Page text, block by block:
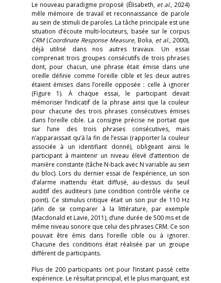
Le nouveau paradigme proposé (Élisabeth, et al., 2024)
mêle mémoire de travail et reconnaissance de parole
au sein de stimuli de paroles. La tâche principale est une
situation d’écoute multi-locuteurs, basée sur le corpus
CRM(Coordinate Response Measure, Bolia, et al., 2000),
déjà utilisé dans nos autres travaux. Un essai
comprenait trois groupes consécutifs de trois phrases
dont, pour chacun, une phrase était émise dans une
oreille définie comme l’oreille cible et les deux autres
étaient émises dans l’oreille opposée : celle à ignorer
(Figure 1). À chaque essai, le participant devait
mémoriser l’indicatif de la phrase ainsi que la couleur
pour chacune des trois phrases consécutives émises
dans l’oreille cible. La consigne précise ne portait que
sur l’une des trois phrases consécutives, mais
n’apparaissait qu’à la fin de l’essai (rapporter la couleur
associée à un identifiant donné), obligeant ainsi le
participant à maintenir un niveau élevé d’attention de
manière constante (tâche N-back avec N variable au sein
du bloc). Lors du dernier essai de l’expérience, un son
d’alarme inattendu était diffusé, au-dessus du seuil
auditif des auditeurs (une condition contrôle vérifie ce
point). Ce stimulus critique était un son pur de 110 Hz
(afin de se comparer à la littérature, par exemple
(Macdonald et Lavie, 2011), d’une durée de 500 ms et de
même niveau sonore que celui des phrases CRM. Ce son
pouvait être émis dans l’oreille cible ou à ignorer.
Chacune des conditions était réalisée par un groupe
différent de participants.
Plus de 200 participants ont pour l’instant passé cette
expérience. Le résultat principal, et le plus marquant, est